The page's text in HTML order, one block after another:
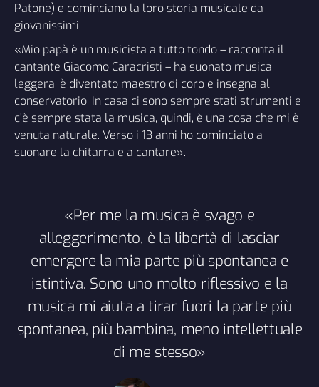
Patone) e cominciano la loro storia musicale da
giovanissimi.
«Mio papà è un musicista a tutto tondo – racconta il
cantante Giacomo Caracristi – ha suonato musica
leggera, è diventato maestro di coro e insegna al
conservatorio. In casa ci sono sempre stati strumenti e
c’è sempre stata la musica, quindi, è una cosa che mi è
venuta naturale. Verso i 13 anni ho cominciato a
suonare la chitarra e a cantare».
«Per me la musica è svago e
alleggerimento, è la libertà di lasciar
emergere la mia parte più spontanea e
istintiva. Sono uno molto riflessivo e la
musica mi aiuta a tirar fuori la parte più
spontanea, più bambina, meno intellettuale
di me stesso»